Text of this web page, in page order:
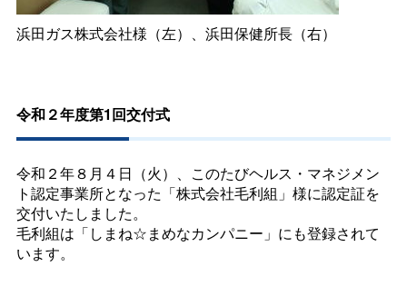
浜田ガス株式会社様（左）、浜田保健所長（右）
令和２年度第1回交付式
令和２年８月４日（火）、このたびヘルス・マネジメン
ト認定事業所となった「株式会社毛利組」様に認定証を
交付いたしました。
毛利組は「しまね☆まめなカンパニー」にも登録されて
います。